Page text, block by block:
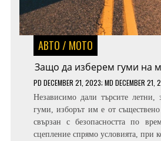
АВТО / МОТО
Защо да изберем гуми на
PD DECEMBER 21, 2023; MD DECEMBER 21,
Независимо дали търсите летни,
гуми, изборът им е от
свързан с безопасността по
сцепление спрямо условията, при